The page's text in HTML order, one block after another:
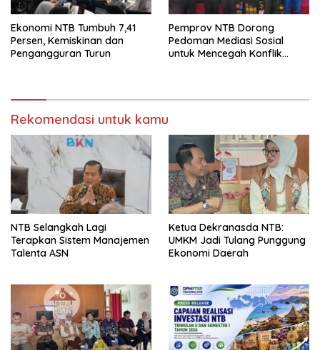
Ekonomi NTB Tumbuh 7,41
Persen, Kemiskinan dan
Pengangguran Turun
Pemprov NTB Dorong
Pedoman Mediasi Sosial
untuk Mencegah Konflik
Rekomendasi untuk kamu
NTB Selangkah Lagi
Terapkan Sistem Manajemen
Talenta ASN
Ketua Dekranasda NTB:
UMKM Jadi Tulang Punggung
Ekonomi Daerah